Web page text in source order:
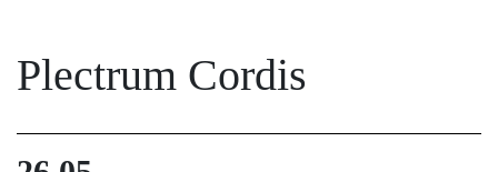
Plectrum Cordis